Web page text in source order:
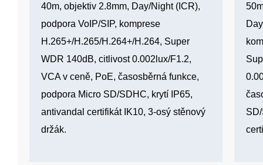
40m, objektiv 2.8mm, Day/Night (ICR),
podpora VoIP/SIP, komprese
H.265+/H.265/H.264+/H.264, Super
WDR 140dB, citlivost 0.002lux/F1.2,
VCA v ceně, PoE, časosběrná funkce,
podpora Micro SD/SDHC, krytí IP65,
antivandal certifikát IK10, 3-osý stěnový
držák.